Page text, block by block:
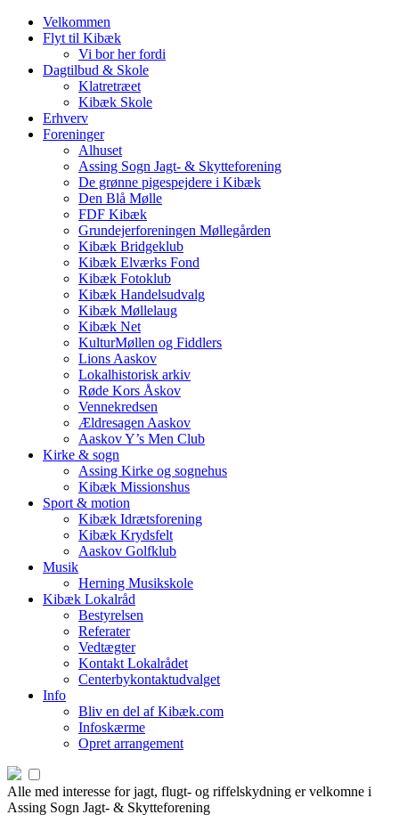
Velkommen
Flyt til Kibæk
Vi bor her fordi
Dagtilbud & Skole
Klatretræet
Kibæk Skole
Erhverv
Foreninger
Alhuset
Assing Sogn Jagt- & Skytteforening
De grønne pigespejdere i Kibæk
Den Blå Mølle
FDF Kibæk
Grundejerforeningen Møllegården
Kibæk Bridgeklub
Kibæk Elværks Fond
Kibæk Fotoklub
Kibæk Handelsudvalg
Kibæk Møllelaug
Kibæk Net
KulturMøllen og Fiddlers
Lions Aaskov
Lokalhistorisk arkiv
Røde Kors Åskov
Vennekredsen
Ældresagen Aaskov
Aaskov Y’s Men Club
Kirke & sogn
Assing Kirke og sognehus
Kibæk Missionshus
Sport & motion
Kibæk Idrætsforening
Kibæk Krydsfelt
Aaskov Golfklub
Musik
Herning Musikskole
Kibæk Lokalråd
Bestyrelsen
Referater
Vedtægter
Kontakt Lokalrådet
Centerbykontaktudvalget
Info
Bliv en del af Kibæk.com
Infoskærme
Opret arrangement
Alle med interesse for jagt, flugt- og riffelskydning er velkomne i
Assing Sogn Jagt- & Skytteforening